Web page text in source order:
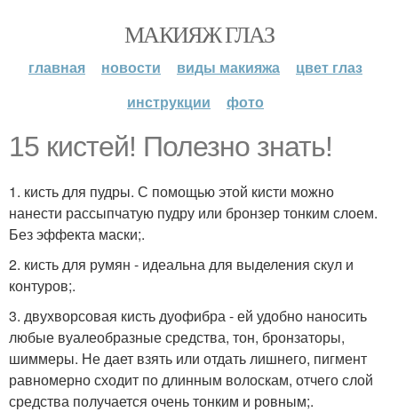
МАКИЯЖ ГЛАЗ
главная новости виды макияжа
цвет глаз
инструкции
фото
15 кистей! Полезно знать!
1. кисть для пудры. С помощью этой кисти можно
нанести рассыпчатую пудру или бронзер тонким слоем.
Без эффекта маски;.
2. кисть для румян - идеальна для выделения скул и
контуров;.
3. двухворсовая кисть дуофибра - ей удобно наносить
любые вуалеобразные средства, тон, бронзаторы,
шиммеры. Не дает взять или отдать лишнего, пигмент
равномерно сходит по длинным волоскам, отчего слой
средства получается очень тонким и ровным;.